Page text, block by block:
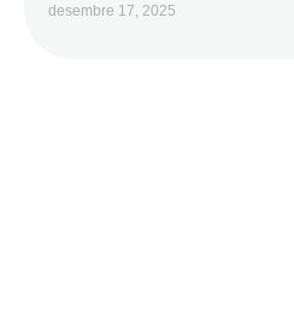
desembre 17, 2025